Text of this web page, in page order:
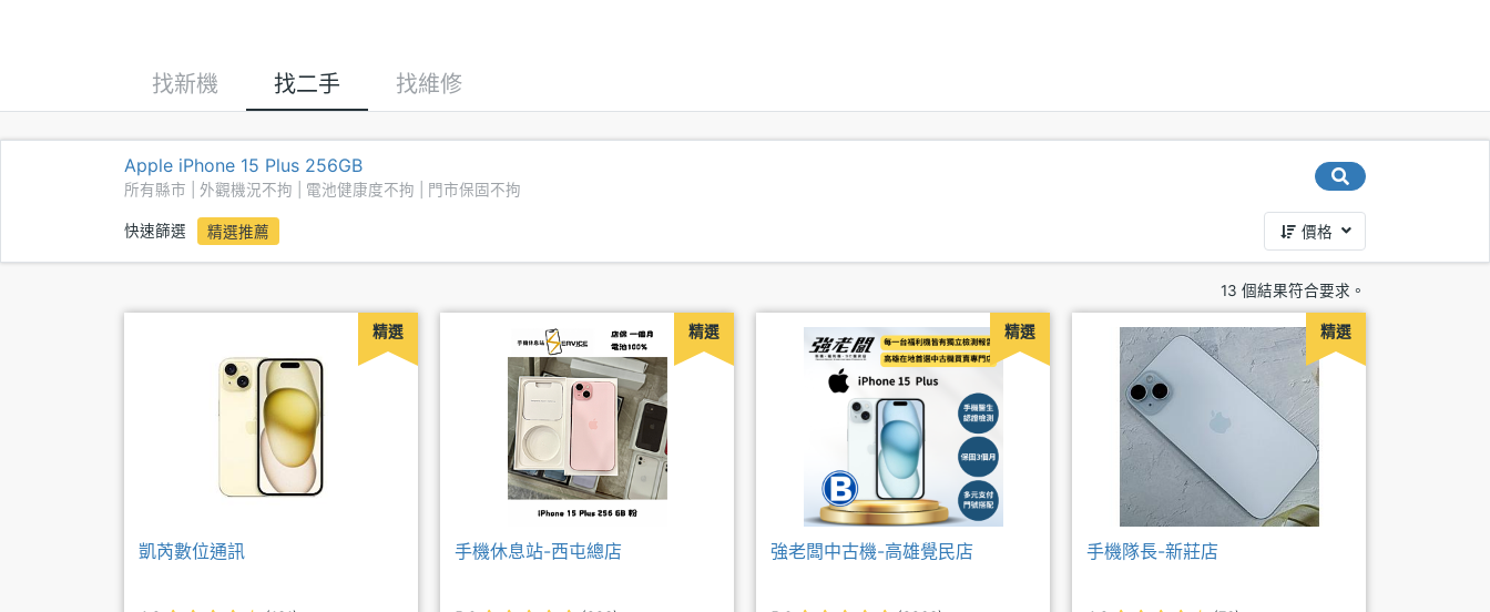
找新機 找二手 找維修
Apple iPhone 15 Plus 256GB
所有縣市 | 外觀機況不拘 | 電池健康度不拘 | 門市保固不拘
快速篩選 精選推薦 價格
13 個結果符合要求。
精選
凱芮數位通訊
精選
手機休息站-西屯總店
精選
強老闆中古機-高雄覺民店
精選
手機隊長-新莊店